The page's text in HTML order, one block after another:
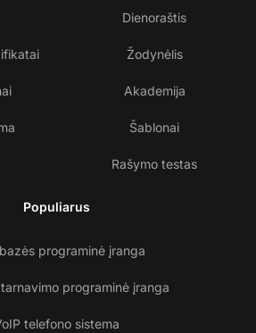
Dienoraštis
Žodynėlis
Akademija
Šablonai
Rašymo testas
Populiarus
programinė įranga
programinė įranga
telefono sistema